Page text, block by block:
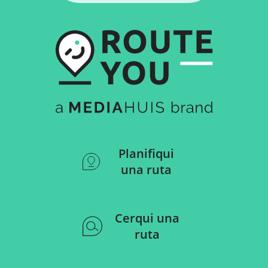
Planifiqui
una ruta
Cerqui una
ruta